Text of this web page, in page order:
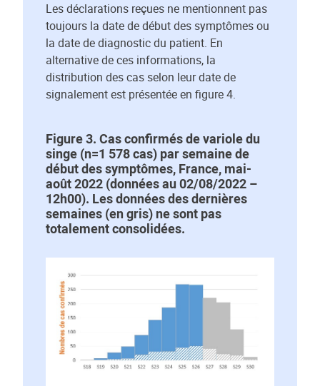
Les déclarations reçues ne mentionnent pas
toujours la date de début des symptômes ou
la date de diagnostic du patient. En
alternative de ces informations, la
distribution des cas selon leur date de
signalement est présentée en figure 4.
Figure 3. Cas confirmés de variole du
singe (n=1 578 cas) par semaine de
début des symptômes, France, mai-
août 2022 (données au 02/08/2022 –
12h00). Les données des dernières
semaines (en gris) ne sont pas
totalement consolidées.